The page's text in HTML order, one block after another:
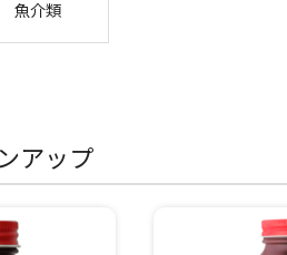
魚介類
アップ